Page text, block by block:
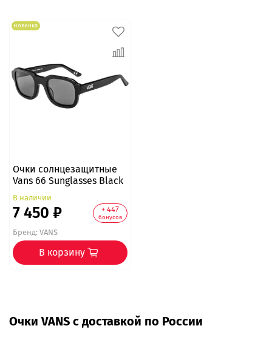
Новинка
Очки солнцезащитные
Vans 66 Sunglasses Black
В наличии
7 450 ₽ + 447
бонусов
Бренд:VANS
В корзину
Очки VANS с доставкой по России